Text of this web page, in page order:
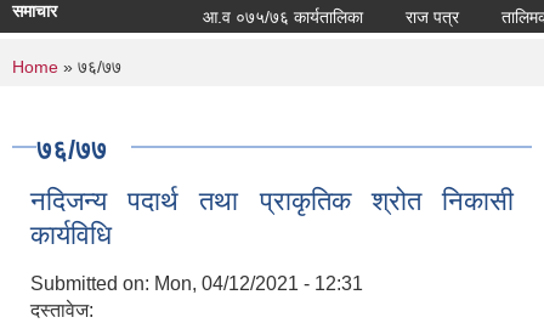
समाचार आ.व ०७५/७६ कार्यतालिका राज पत्र तालिमको
You are here
Home » ७६/७७
७६/७७
नदिजन्य पदार्थ तथा प्राकृतिक श्रोत निकासी
कार्यविधि
Submitted on: Mon, 04/12/2021 - 12:31
दस्तावेज: